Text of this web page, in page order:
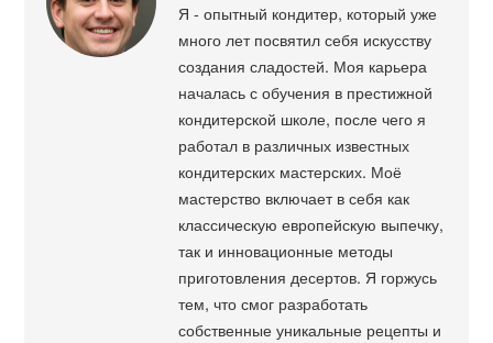
Я - опытный кондитер, который уже
много лет посвятил себя искусству
создания сладостей. Моя карьера
началась с обучения в престижной
кондитерской школе, после чего я
работал в различных известных
кондитерских мастерских. Моё
мастерство включает в себя как
классическую европейскую выпечку,
так и инновационные методы
приготовления десертов. Я горжусь
тем, что смог разработать
собственные уникальные рецепты и